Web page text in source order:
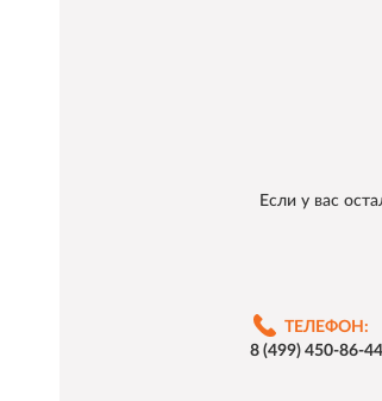
Если у вас
ТЕЛЕФОН:
8 (499) 450-86-44